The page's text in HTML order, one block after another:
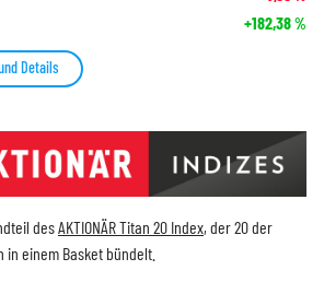
+182,38%
Details
desAKTIONÄR Titan 20 Index, der 20 der
einem Basket bündelt.